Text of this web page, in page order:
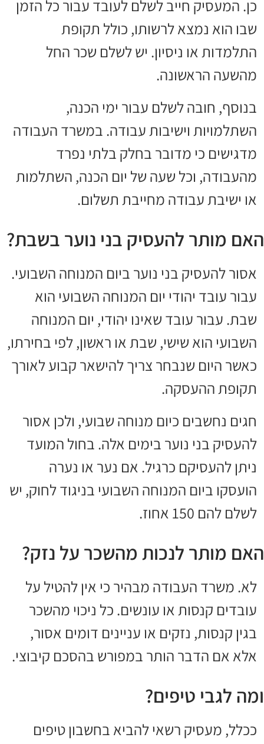
כן. המעסיק חייב לשלם לעובד עבור כל הזמן
שבו הוא נמצא לרשותו, כולל תקופת
התלמדות או ניסיון. יש לשלם שכר החל
מהשעה הראשונה.
בנוסף, חובה לשלם עבור ימי הכנה,
השתלמויות וישיבות עבודה. במשרד העבודה
מדגישים כי מדובר בחלק בלתי נפרד
מהעבודה, וכל שעה של יום הכנה, השתלמות
או ישיבת עבודה מחייבת תשלום.
האם מותר להעסיק בני נוער בשבת?
אסור להעסיק בני נוער ביום המנוחה השבועי.
עבור עובד יהודי יום המנוחה השבועי הוא
שבת. עבור עובד שאינו יהודי, יום המנוחה
השבועי הוא שישי, שבת או ראשון, לפי בחירתו,
כאשר היום שנבחר צריך להישאר קבוע לאורך
תקופת ההעסקה.
חגים נחשבים כיום מנוחה שבועי, ולכן אסור
להעסיק בני נוער בימים אלה. בחול המועד
ניתן להעסיקם כרגיל. אם נער או נערה
הועסקו ביום המנוחה השבועי בניגוד לחוק, יש
לשלם להם 150 אחוז.
האם מותר לנכות מהשכר על נזק?
לא. משרד העבודה מבהיר כי אין להטיל על
עובדים קנסות או עונשים. כל ניכוי מהשכר
בגין קנסות, נזקים או עניינים דומים אסור,
אלא אם הדבר הותר במפורש בהסכם קיבוצי.
ומה לגבי טיפים?
ככלל, מעסיק רשאי להביא בחשבון טיפים